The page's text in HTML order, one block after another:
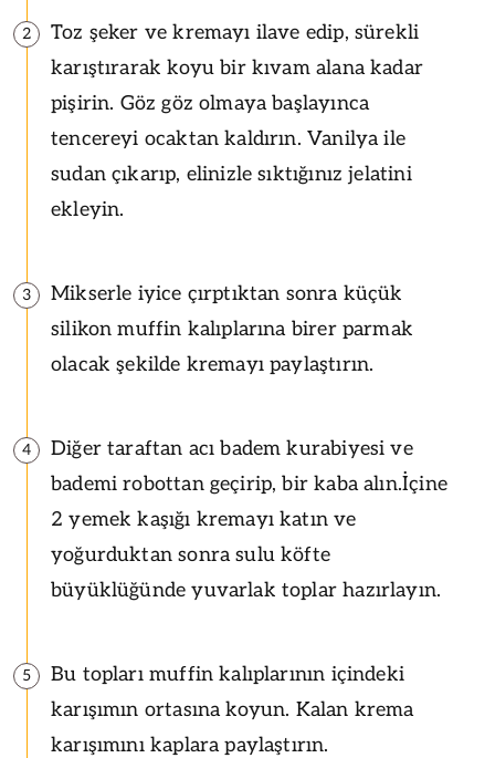
2
Toz şeker ve kremayı ilave edip, sürekli
karıştırarak koyu bir kıvam alana kadar
pişirin. Göz göz olmaya başlayınca
tencereyi ocaktan kaldırın. Vanilya ile
sudan çıkarıp, elinizle sıktığınız jelatini
ekleyin.
3
Mikserle iyice çırptıktan sonra küçük
silikon muffin kalıplarına birer parmak
olacak şekilde kremayı paylaştırın.
4
Diğer taraftan acı badem kurabiyesi ve
bademi robottan geçirip, bir kaba alın.İçine
2 yemek kaşığı kremayı katın ve
yoğurduktan sonra sulu köfte
büyüklüğünde yuvarlak toplar hazırlayın.
5
Bu topları muffin kalıplarının içindeki
karışımın ortasına koyun. Kalan krema
karışımını kaplara paylaştırın.